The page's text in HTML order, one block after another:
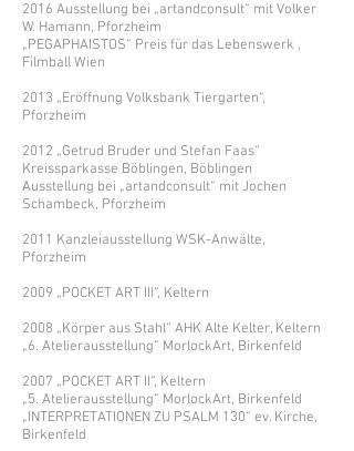
2016 Ausstellung bei „artandconsult“ mit Volker
W. Hamann, Pforzheim
„PEGAPHAISTOS“ Preis für das Lebenswerk ,
Filmball Wien
2013 „Eröffnung Volksbank Tiergarten“,
Pforzheim
2012 „Getrud Bruder und Stefan Faas“
Kreissparkasse Böblingen, Böblingen
Ausstellung bei „artandconsult“ mit Jochen
Schambeck, Pforzheim
2011 Kanzleiausstellung WSK-Anwälte,
Pforzheim
2009 „POCKET ART III“, Keltern
2008 „Körper aus Stahl“ AHK Alte Kelter, Keltern
„6. Atelierausstellung“ MorlockArt, Birkenfeld
2007 „POCKET ART II“, Keltern
„5. Atelierausstellung“ MorlockArt, Birkenfeld
„INTERPRETATIONEN ZU PSALM 130“ ev. Kirche,
Birkenfeld